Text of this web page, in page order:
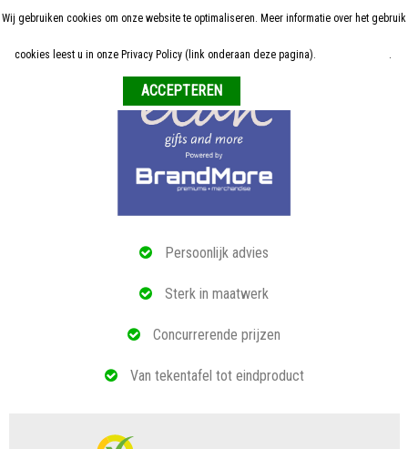
Persoonlijk advies
Sterk in maatwerk
Concurrerende prijzen
Van tekentafel tot eindproduct
Home
ALLE RELATIEGESCHENKEN
Wij gebruiken cookies om onze website te optimaliseren. Meer informatie over het gebruik
cookies leest u in onze Privacy Policy (link onderaan deze pagina). .